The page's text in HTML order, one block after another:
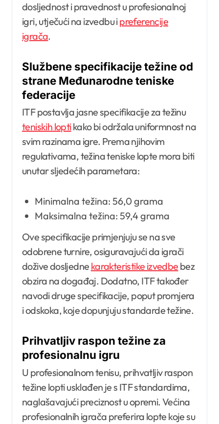
dosljednost i pravednost u profesionalnoj
igri, utječući na izvedbu ipreferencije
igrača.
Službene specifikacije težine od
strane Međunarodne teniske
federacije
ITF postavlja jasne specifikacije za težinu
teniskih loptikako bi održala uniformnost na
svim razinama igre. Prema njihovim
regulativama, težina teniske lopte mora biti
unutar sljedećih parametara:
Minimalna težina: 56,0 grama
Maksimalna težina: 59,4 grama
Ove specifikacije primjenjuju se na sve
odobrene turnire, osiguravajući da igrači
dožive dosljedne karakteristike izvedbe bez
obzira na događaj. Dodatno, ITF također
navodi druge specifikacije, poput promjera
i odskoka, koje dopunjuju standarde težine.
Prihvatljiv raspon težine za
profesionalnu igru
U profesionalnom tenisu, prihvatljiv raspon
težine lopti usklađen je s ITF standardima,
naglašavajući preciznost u opremi. Većina
profesionalnih igrača preferira lopte koje su